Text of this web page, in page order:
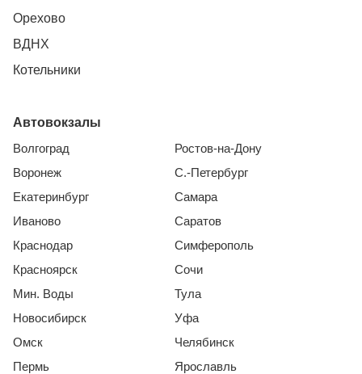
Орехово
ВДНХ
Котельники
Автовокзалы
Волгоград
Воронеж
Екатеринбург
Иваново
Краснодар
Красноярск
Мин. Воды
Новосибирск
Омск
Пермь
Ростов-на-Дону
С.-Петербург
Самара
Саратов
Симферополь
Сочи
Тула
Уфа
Челябинск
Ярославль